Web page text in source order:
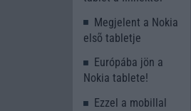
Megjelent a Nokia
elsõ tabletje
Európába jön a
Nokia tablete!
Ezzel a mobillal